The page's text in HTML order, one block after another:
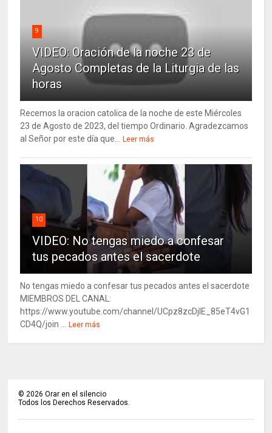
9
VIDEO: Oración de la noche 23 de
Agosto Completas de la Liturgia de las
horas
Recemos la oracion catolica de la noche de este Miércoles
23 de Agosto de 2023, del tiempo Ordinario. Agradezcamos
al Señor por este día que... Leer más
10
VIDEO: No tengas miedo a confesar
tus pecados antes el sacerdote
No tengas miedo a confesar tus pecados antes el sacerdote
MIEMBROS DEL CANAL:
https://www.youtube.com/channel/UCpz8zcDjlE_85eT4vG1
CD4Q/join ... Leer más
©2026 Orar en el silencio
Todos los Derechos Reservados.